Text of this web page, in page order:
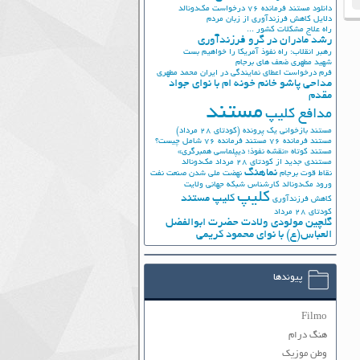
دانلود مستند فرمانده 76
درخواست مک‌دونالد
دلایل کاهش فرزندآوری از زبان مردم
راه علاج مشکلات کشور ...
رشد مادران در گرو فرزندآوری
رهبر انقلاب: راه نفوذ آمریکا را خواهیم بست
شهید مطهری ضعف های برجام
فرم درخواست اعطای نمایندگی در ایران محمد مطهری
مداحی پاشو خانم خونه ام با نوای جواد
مقدم
مدافع کلیپ مستند
مستند بازخوانی یک پرونده (کودتای 28 مرداد)
مستند فرمانده 76
مستند فرمانده 76 شامل چیست؟
مستند کوتاه «نقشه نفوذ؛ دیپلماسی همبرگری»
مستندی جدید از کودتای 28 مرداد
مک‌دونالد
نقاط قوت برجام نماهنگ نهضت ملي شدن صنعت نفت
ورود مک‌دونالد کارشناس شبکه جهانی ولایت
کاهش فرزندآوری کلیپ کلیپ مستند
کودتای 28 مرداد
گلچین مولودی ولادت حضرت ابوالفضل
العباس(ع) با نوای محمود کریمی
پیوندها
Filmo
هنگ درام
وطن موزیک